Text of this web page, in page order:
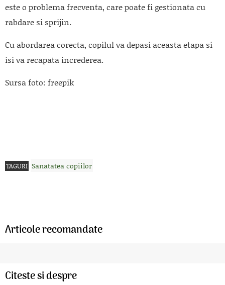
este o problema frecventa, care poate fi gestionata cu
rabdare si sprijin.
Cu abordarea corecta, copilul va depasi aceasta etapa si
isi va recapata increderea.
Sursa foto: freepik
TAGURI Sanatatea copiilor
Articole recomandate
Citeste si despre